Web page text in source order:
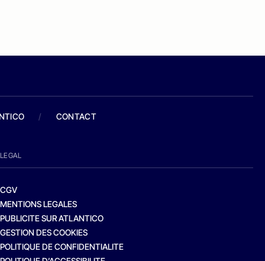
/ CONTACT
LEGAL
CGV
MENTIONS LEGALES
PUBLICITE SUR ATLANTICO
GESTION DES COOKIES
POLITIQUE DE CONFIDENTIALITE